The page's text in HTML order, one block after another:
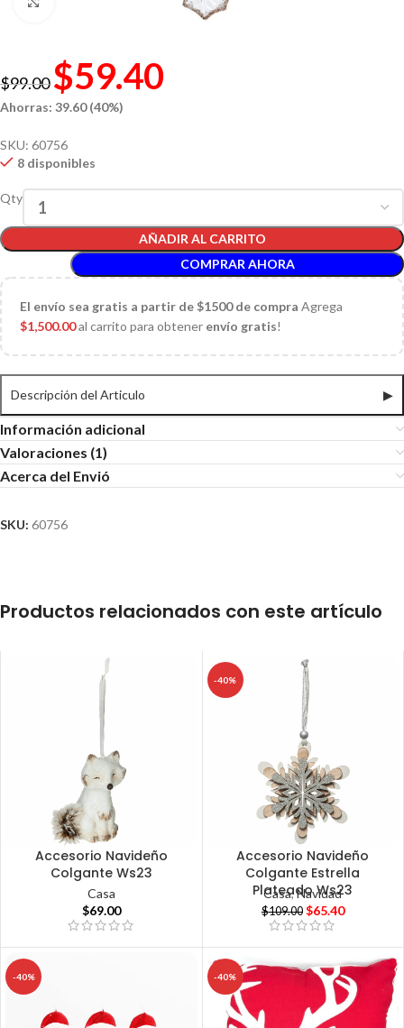
$99.00 $59.40
Ahorras: 39.60 (40%)
SKU: 60756
8 disponibles
Qty
AÑADIR AL CARRITO
COMPRAR AHORA
El envío sea gratis a partir de $1500 de compra Agrega
$1,500.00al carrito para obtener envío gratis!
Descripción del Articulo ▶
Información adicional
Valoraciones (1)
Acerca del Envió
SKU: 60756
Productos relacionados con este artículo
Accesorio Navideño
Colgante Ws23
Casa
$69.00
-40%
Accesorio Navideño
Colgante Estrella
Plateado Ws23
Casa,Navidad
$109.00 $65.40
-40% -40%